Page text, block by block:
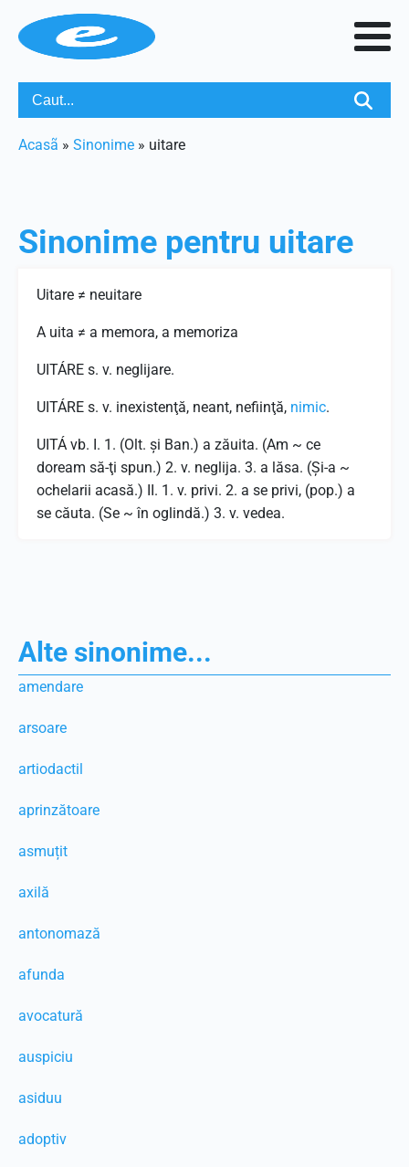
Acasã » Sinonime » uitare
Sinonime pentru uitare
Uitare ≠ neuitare
A uita ≠ a memora, a memoriza
UITÁRE s. v. neglijare.
UITÁRE s. v. inexistenţă, neant, nefiinţă, nimic.
UITÁ vb. I. 1. (Olt. şi Ban.) a zăuita. (Am ~ ce
doream să-ţi spun.) 2. v. neglija. 3. a lăsa. (Şi-a ~
ochelarii acasă.) II. 1. v. privi. 2. a se privi, (pop.) a
se căuta. (Se ~ în oglindă.) 3. v. vedea.
Alte sinonime...
amendare
arsoare
artiodactil
aprinzătoare
asmuțit
axilă
antonomază
afunda
avocatură
auspiciu
asiduu
adoptiv